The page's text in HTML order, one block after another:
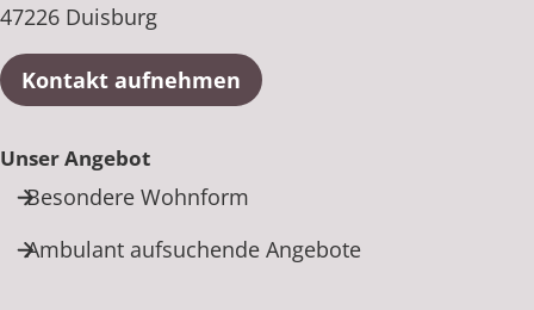
47226 Duisburg
Kontakt aufnehmen
Unser Angebot
Besondere Wohnform
Ambulant aufsuchende Angebote